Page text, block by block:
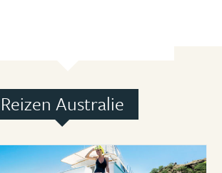
Reizen Australie